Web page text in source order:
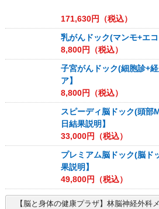
171,630円（税込）
乳がんドック(マンモ+エ
8,800円（税込）
子宮がんドック(細胞診+
ア】
8,800円（税込）
スピーディ脳ドック(頭部
日結果説明】
33,000円（税込）
プレミアム脳ドック(脳ド
果説明】
49,800円（税込）
【脳と身体の健康プラザ】林脳神経外科